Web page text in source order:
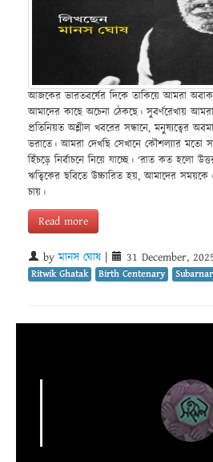
আজকের ভারতবর্ষের দিকে তাকিয়ে আমরা
আমাদের কাছে অচেনা ঠেকছে। সুবর্ণরেখায়
প্রতিনিয়ত অশ্লীল খবরের সন্ধানে, মনুষ্যত্বের
ভরাতে। আমরা দেখছি সেখানে কৌশল্যার মতো
হিঁচড়ে নির্বাচনে নিয়ে যাচ্ছে। ‘রাত কত হলো
ঋত্বিকের ছবিতে উচ্চারিত হয়, আমাদের সময়কে
চায়।
Read more
byমানস ঘোষ 31 December,
Ritwik Ghatak Birth Centenary